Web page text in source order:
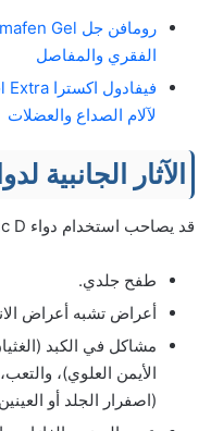
الفقري والمفاصل
لآلام الصداع والعضلات
الآثار الجانبية
قد يصاحب استخدام دواء Voltic D بعض الأعراض الجانبية مثل:
طفح جلدي.
أعراض تشبه أعراض
مشاكل في الكبد
الأيمن العلوي)،
(اصفرار الجلد أو